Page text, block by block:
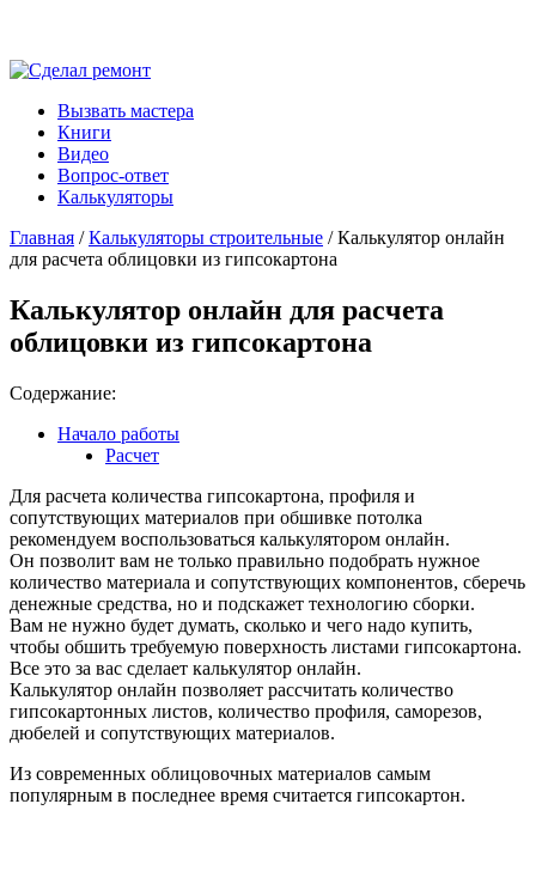
Вызвать мастера
Книги
Видео
Вопрос-ответ
Калькуляторы
Главная /Калькуляторы строительные / Калькулятор онлайн
для расчета облицовки из гипсокартона
Калькулятор онлайн для расчета
облицовки из гипсокартона
Содержание:
Начало работы
Расчет
Для расчета количества гипсокартона, профиля и
сопутствующих материалов при обшивке потолка
рекомендуем воспользоваться калькулятором онлайн.
Он позволит вам не только правильно подобрать нужное
количество материала и сопутствующих компонентов, сберечь
денежные средства, но и подскажет технологию сборки.
Вам не нужно будет думать, сколько и чего надо купить,
чтобы обшить требуемую поверхность листами гипсокартона.
Все это за вас сделает калькулятор онлайн.
Калькулятор онлайн позволяет рассчитать количество
гипсокартонных листов, количество профиля, саморезов,
дюбелей и сопутствующих материалов.
Из современных облицовочных материалов самым
популярным в последнее время считается гипсокартон.